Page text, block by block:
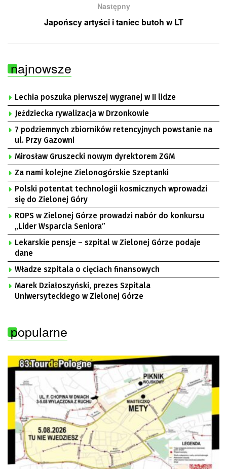
Następny
Japońscy artyści i taniec butoh w LT
najnowsze
Lechia poszuka pierwszej wygranej w II lidze
Jeździecka rywalizacja w Drzonkowie
7 podziemnych zbiorników retencyjnych powstanie na
ul. Przy Gazowni
Mirosław Gruszecki nowym dyrektorem ZGM
Za nami kolejne Zielonogórskie Szeptanki
Polski potentat technologii kosmicznych wprowadzi
się do Zielonej Góry
ROPS w Zielonej Górze prowadzi nabór do konkursu
„Lider Wsparcia Seniora”
Lekarskie pensje – szpital w Zielonej Górze podaje
dane
Władze szpitala o cięciach finansowych
Marek Działoszyński, prezes Szpitala
Uniwersyteckiego w Zielonej Górze
popularne